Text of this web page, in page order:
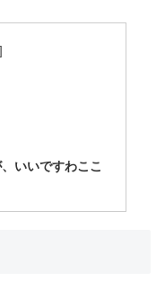
いいですわここ